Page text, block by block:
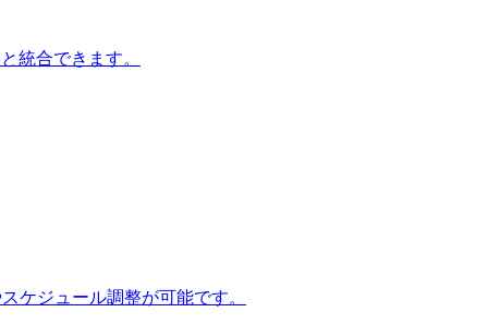
統合できます。
ケジュール調整が可能です。